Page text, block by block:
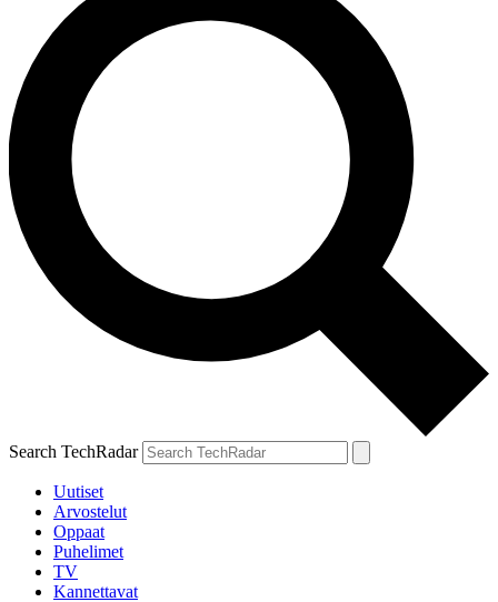
Search TechRadar
Uutiset
Arvostelut
Oppaat
Puhelimet
TV
Kannettavat